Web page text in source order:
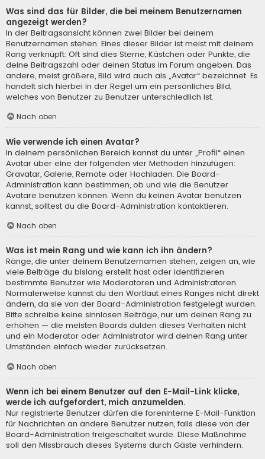
Was sind das für Bilder, die bei meinem Benutzernamen
angezeigt werden?
In der Beitragsansicht können zwei Bilder bei deinem
Benutzernamen stehen. Eines dieser Bilder ist meist mit deinem
Rang verknüpft: Oft sind dies Sterne, Kästchen oder Punkte, die
deine Beitragszahl oder deinen Status im Forum angeben. Das
andere, meist größere, Bild wird auch als „Avatar“ bezeichnet. Es
handelt sich hierbei in der Regel um ein persönliches Bild,
welches von Benutzer zu Benutzer unterschiedlich ist.
Nach oben
Wie verwende ich einen Avatar?
In deinem persönlichen Bereich kannst du unter „Profil“ einen
Avatar über eine der folgenden vier Methoden hinzufügen:
Gravatar, Galerie, Remote oder Hochladen. Die Board-
Administration kann bestimmen, ob und wie die Benutzer
Avatare benutzen können. Wenn du keinen Avatar benutzen
kannst, solltest du die Board-Administration kontaktieren.
Nach oben
Was ist mein Rang und wie kann ich ihn ändern?
Ränge, die unter deinem Benutzernamen stehen, zeigen an, wie
viele Beiträge du bislang erstellt hast oder identifizieren
bestimmte Benutzer wie Moderatoren und Administratoren.
Normalerweise kannst du den Wortlaut eines Ranges nicht direkt
ändern, da sie von der Board-Administration festgelegt wurden.
Bitte schreibe keine sinnlosen Beiträge, nur um deinen Rang zu
erhöhen — die meisten Boards dulden dieses Verhalten nicht
und ein Moderator oder Administrator wird deinen Rang unter
Umständen einfach wieder zurücksetzen.
Nach oben
Wenn ich bei einem Benutzer auf den E-Mail-Link klicke,
werde ich aufgefordert, mich anzumelden.
Nur registrierte Benutzer dürfen die foreninterne E-Mail-Funktion
für Nachrichten an andere Benutzer nutzen, falls diese von der
Board-Administration freigeschaltet wurde. Diese Maßnahme
soll den Missbrauch dieses Systems durch Gäste verhindern.